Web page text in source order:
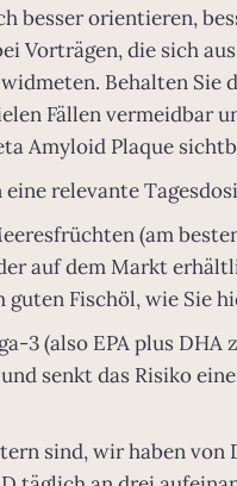
besser orientieren,
Vorträgen, die sich
Behalten
Fällen vermeidbar
Amyloid Plaque
relevante
(am
auf dem Markt
Fischöl, wie Sie
3 (also EPA plus
senkt das Risiko
sind, wir haben von